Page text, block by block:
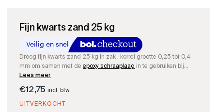
Fijn kwarts zand 25 kg
Droog fijn kwarts zand 25 kg in zak , korrel grootte 0,25 tot 0,4
mm om samen met de epoxy schraaplaag in te gebruiken bij
scheur reparatie en opvulwerken. Meestal worden dan ook de
Lees meer
€12,75 incl. btw
UITVERKOCHT